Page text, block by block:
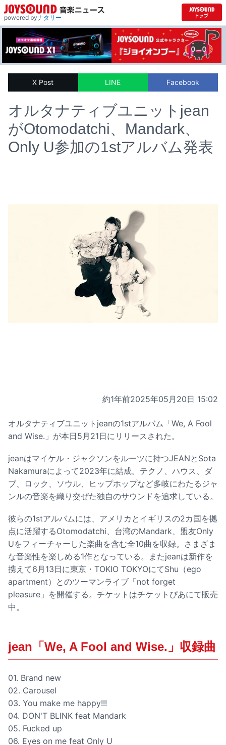
powered byナタリー
X Post LINE Facebook
オルタナティブユニットjean
がOtomodatchi、Mandark、
Only U参加の1stアルバム発表
約1年前2025年05月20日 15:02
オルタナティブユニットjeanの1stアルバム「We, A Fool
and Wise.」が本日5月21日にリリースされた。
jeanはマイケル・ジャクソンをルーツに持つJEANとSota
Nakamuraによって2023年に結成。テクノ、ハウス、ダ
ブ、ロック、ソウル、ヒップホップなど多岐にわたるジャ
ンルの音楽を織り交ぜた独自のサウンドを追求している。
彼らの1stアルバムには、アメリカとイギリスの2カ国を拠
点に活躍するOtomodatchi、台湾のMandark、盟友Only
Uをフィーチャーした楽曲を含む全10曲を収録。さまざま
な音楽性を楽しめる1作となっている。またjeanは新作を
携えて6月13日に東京・TOKIO TOKYOにてShu（ego
apartment）とのツーマンライブ「not forget
pleasure」を開催する。チケットはチケットぴあにて販売
中。
jean「We, A Fool and Wise.」収録曲
01. Brand new
02. Carousel
03. You make me happy!!!
04. DON'T BLINK feat Mandark
05. Fucked up
06. Eyes on me feat Only U